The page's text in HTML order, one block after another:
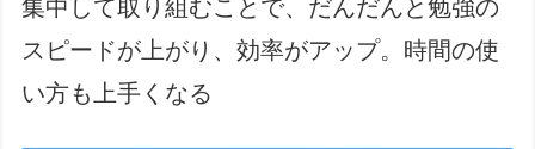
集中して取り組むことで、だんだんと勉強の
スピードが上がり、効率がアップ。時間の使
い方も上手くなる